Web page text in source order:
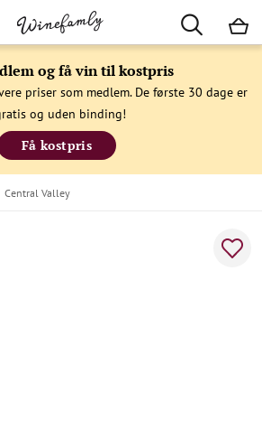
og få vin til kostpris
priser som medlem. De første 30 dage er
og uden binding!
Få kostpris
Central Valley